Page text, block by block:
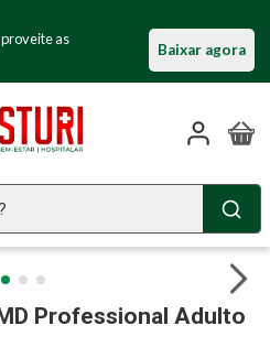
as
Baixar agora
Professional Adulto